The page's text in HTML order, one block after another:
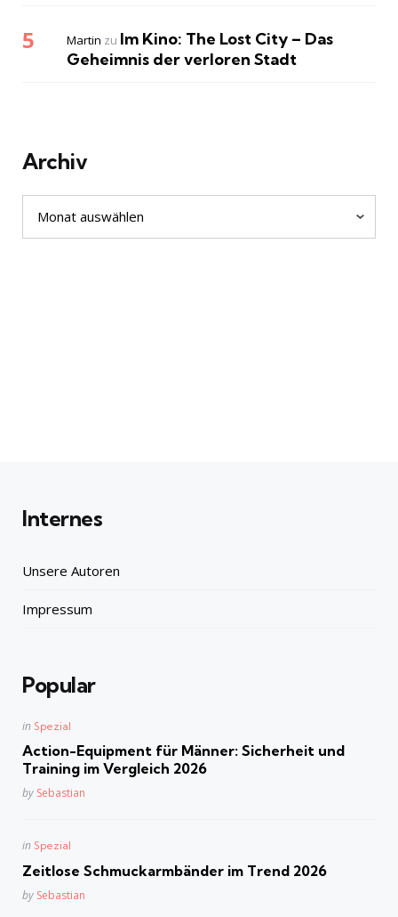
Martin zu Im Kino: The Lost City – Das
Geheimnis der verloren Stadt
Archiv
Archiv
Internes
Unsere Autoren
Impressum
Popular
Posted
in Spezial
Action-Equipment für Männer: Sicherheit und
Training im Vergleich 2026
Posted
by Sebastian
Posted
in Spezial
Zeitlose Schmuckarmbänder im Trend 2026
Posted
by Sebastian